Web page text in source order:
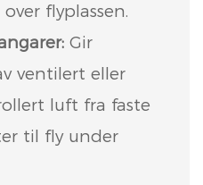
flyplassen.
Gir
ventilert eller
luft fra faste
til fly under